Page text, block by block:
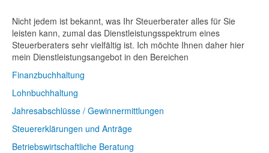
Nicht jedem ist bekannt, was Ihr Steuerberater alles für Sie
leisten kann, zumal das Dienstleistungsspektrum eines
Steuerberaters sehr vielfältig ist. Ich möchte Ihnen daher hier
mein Dienstleistungsangebot in den Bereichen
Finanzbuchhaltung
Lohnbuchhaltung
Jahresabschlüsse / Gewinnermittlungen
Steuererklärungen und Anträge
Betriebswirtschaftliche Beratung